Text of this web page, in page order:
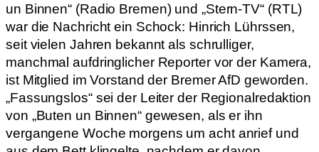
un Binnen“ (Radio Bremen) und „Stern-TV“ (RTL)
war die Nachricht ein Schock: Hinrich Lührssen,
seit vielen Jahren bekannt als schrulliger,
manchmal aufdringlicher Reporter vor der Kamera,
ist Mitglied im Vorstand der Bremer AfD geworden.
„Fassungslos“ sei der Leiter der Regionalredaktion
von „Buten un Binnen“ gewesen, als er ihn
vergangene Woche morgens um acht anrief und